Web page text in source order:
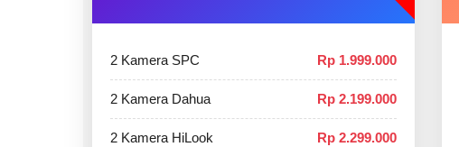
2 Kamera SPC Rp 1.999.000
2 Kamera Dahua Rp 2.199.000
2 Kamera HiLook Rp 2.299.000